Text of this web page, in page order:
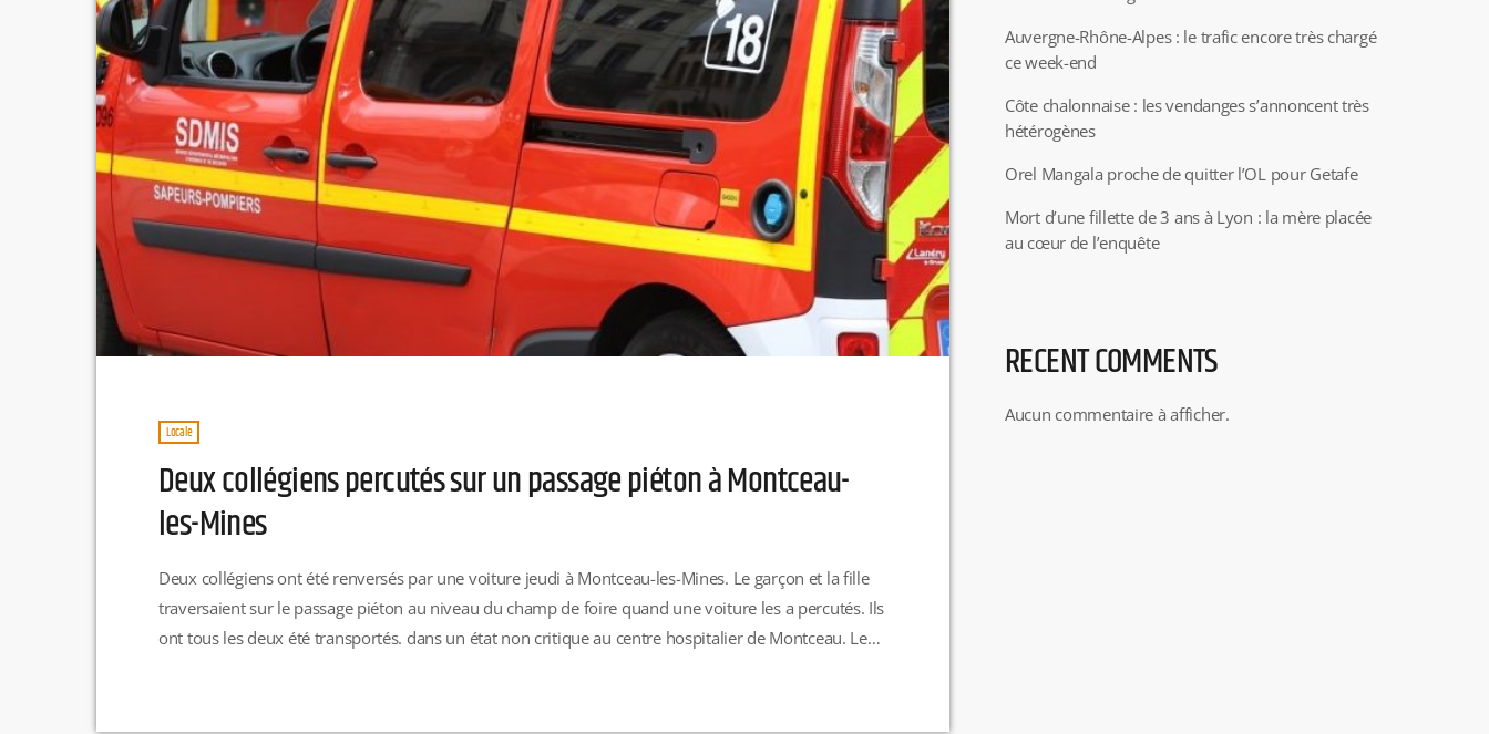
Locale
Deux collégiens percutés sur un passage piéton à Montceau-
les-Mines
Deux collégiens ont été renversés par une voiture jeudi à Montceau-les-Mines. Le garçon et la fille
traversaient sur le passage piéton au niveau du champ de foire quand une voiture les a percutés. Ils
ont tous les deux été transportés. dans un état non critique au centre hospitalier de Montceau. Le
Auvergne-Rhône-Alpes : le trafic encore très chargé
ce week-end
Côte chalonnaise : les vendanges s’annoncent très
hétérogènes
Orel Mangala proche de quitter l’OL pour Getafe
Mort d’une fillette de 3 ans à Lyon : la mère placée
au cœur de l’enquête
RECENT COMMENTS
Aucun commentaire à afficher.